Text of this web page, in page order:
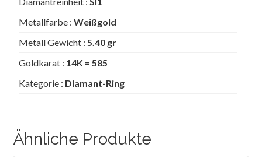
Metallfarbe :Weißgold
Metall Gewicht :5.40 gr
Goldkarat : 14K = 585
Kategorie : Diamant-Ring
Ähnliche Produkte